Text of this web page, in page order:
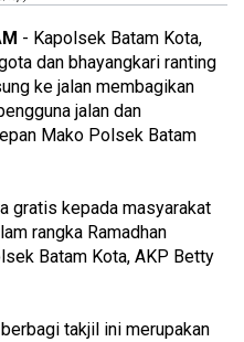
- Kapolsek Batam Kota,
dan bhayangkari ranting
ke jalan membagikan
jalan dan
Mako Polsek Batam
gratis kepada masyarakat
rangka Ramadhan
Batam Kota, AKP Betty
takjil ini merupakan